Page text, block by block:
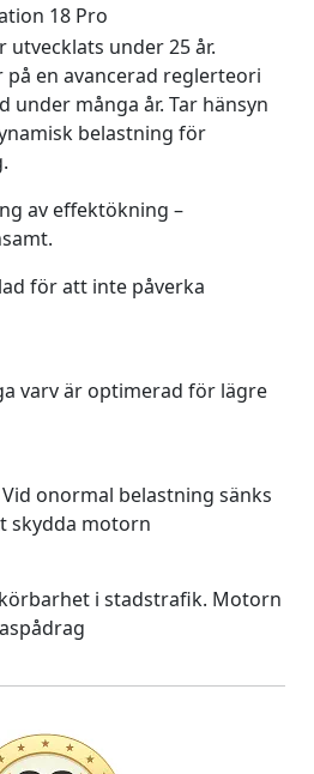
18 Pro
under 25 år.
en avancerad reglerteori
under många år. Tar hänsyn
belastning för
av effektökning –
för att inte påverka
varv är optimerad för lägre
onormal belastning sänks
skydda motorn
i stadstrafik. Motorn